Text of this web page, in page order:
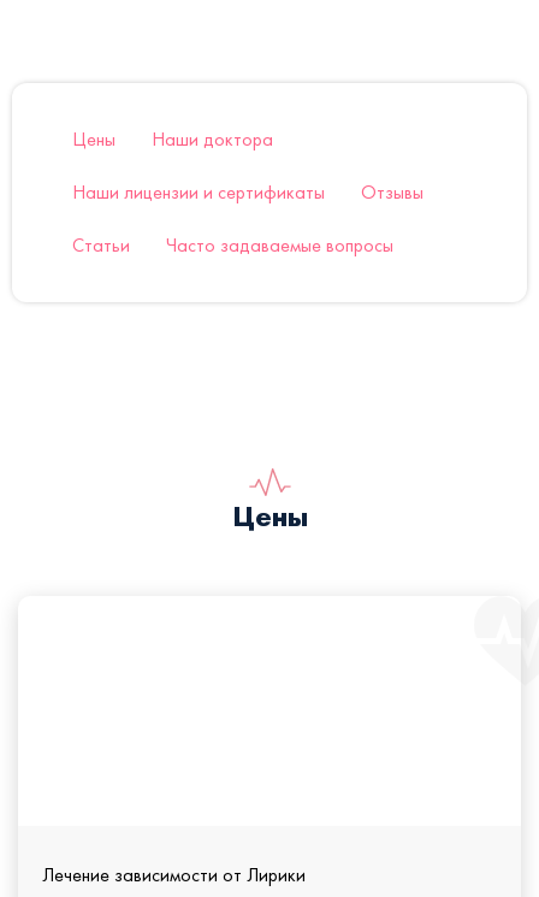
Цены Наши доктора
Наши лицензии и сертификаты Отзывы
Статьи Часто задаваемые вопросы
Цены
Лечение зависимости от Лирики